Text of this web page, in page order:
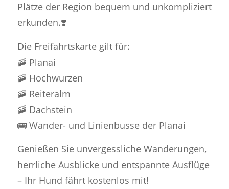
Plätze der Region bequem und unkompliziert
erkunden.❣️
Die Freifahrtskarte gilt für:
🚠 Planai
🚠 Hochwurzen
🚠 Reiteralm
🚠 Dachstein
🚌 Wander- und Linienbusse der Planai
Genießen Sie unvergessliche Wanderungen,
herrliche Ausblicke und entspannte Ausflüge
– Ihr Hund fährt kostenlos mit!